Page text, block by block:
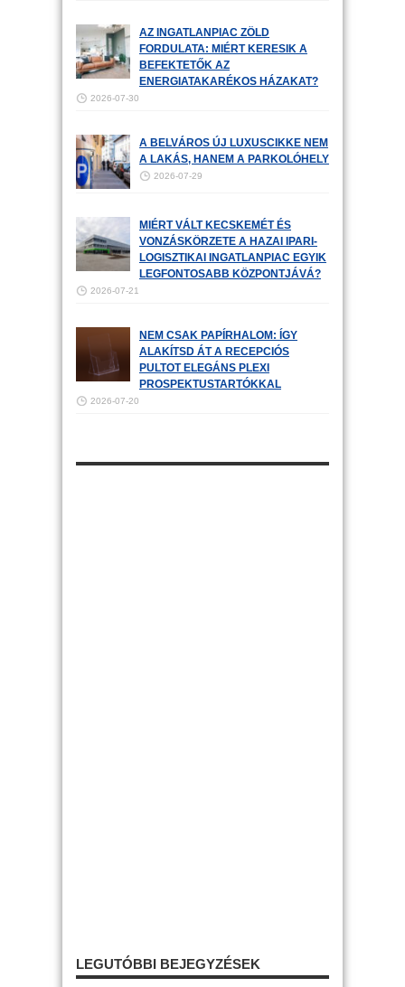
AZ INGATLANPIAC ZÖLD
FORDULATA: MIÉRT KERESIK A
BEFEKTETŐK AZ
ENERGIATAKARÉKOS HÁZAKAT?
2026-07-30
A BELVÁROS ÚJ LUXUSCIKKE NEM
A LAKÁS, HANEM A PARKOLÓHELY
2026-07-29
MIÉRT VÁLT KECSKEMÉT ÉS
VONZÁSKÖRZETE A HAZAI IPARI-
LOGISZTIKAI INGATLANPIAC EGYIK
LEGFONTOSABB KÖZPONTJÁVÁ?
2026-07-21
NEM CSAK PAPÍRHALOM: ÍGY
ALAKÍTSD ÁT A RECEPCIÓS
PULTOT ELEGÁNS PLEXI
PROSPEKTUSTARTÓKKAL
2026-07-20
LEGUTÓBBI BEJEGYZÉSEK